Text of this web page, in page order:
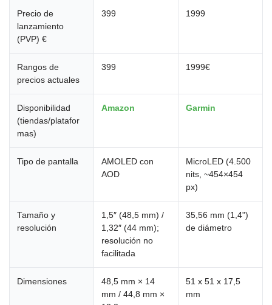
Precio de
lanzamiento
(PVP) €
399 1999
Rangos de
precios actuales
399 1999€
Disponibilidad
(tiendas/platafor
mas)
Amazon Garmin
Tipo de pantalla
AMOLED con
AOD
MicroLED (4.500
nits, ~454×454
px)
Tamaño y
resolución
1,5″ (48,5 mm) /
1,32″ (44 mm);
resolución no
facilitada
35,56 mm (1,4")
de diámetro
Dimensiones
48,5 mm × 14
mm / 44,8 mm ×
51 x 51 x 17,5
mm